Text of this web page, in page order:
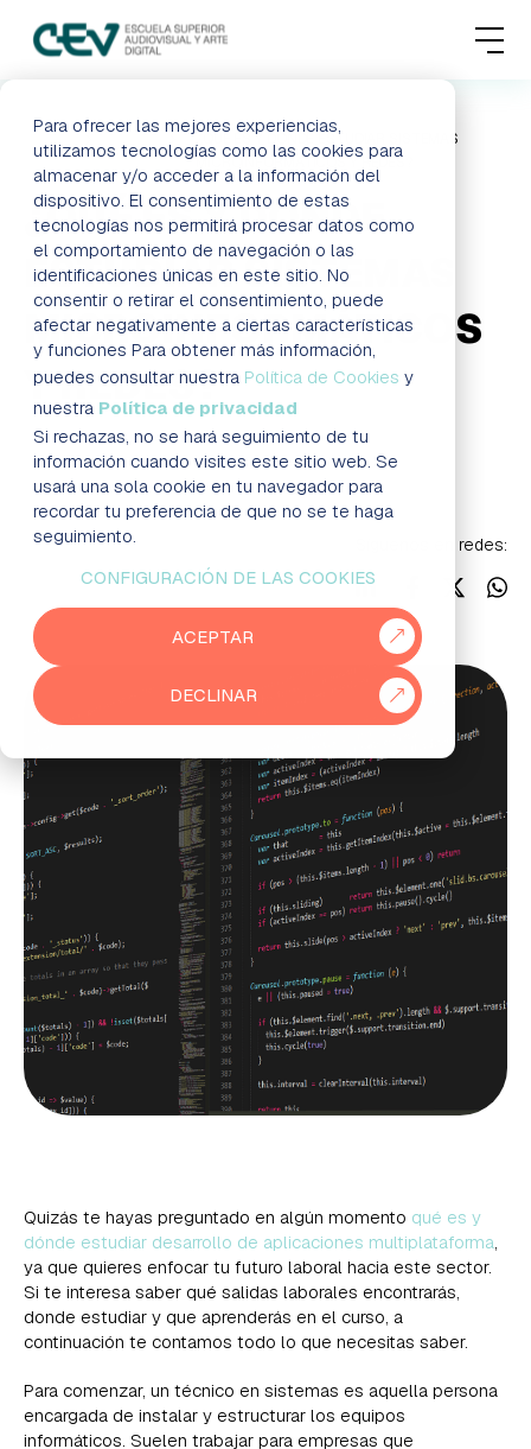
Para ofrecer las mejores experiencias,
utilizamos tecnologías como las cookies para
almacenar y/o acceder a la información del
dispositivo. El consentimiento de estas
tecnologías nos permitirá procesar datos como
el comportamiento de navegación o las
identificaciones únicas en este sitio. No
consentir o retirar el consentimiento, puede
afectar negativamente a ciertas características
y funciones Para obtener más información,
puedes consultar nuestra Política de Cookies y
nuestra Política de privacidad
Si rechazas, no se hará seguimiento de tu
información cuando visites este sitio web. Se
usará una sola cookie en tu navegador para
recordar tu preferencia de que no se te haga
seguimiento.
CONFIGURACIÓN DE LAS COOKIES
ACEPTAR
DECLINAR
MENU
FORMACIONES
ADMISIONES
ACTUALIDAD
ESCUELA
CONTACTO
RESERVAR PLAZA VISITAR ESCUELA
BLOG
EMPRESAS
PARTNERS
931 76 23 43
¿QUÉ ES Y DÓNDE
ESTUDIAR SISTEMAS
MICROINFORMÁTICOS
Y REDES?
¿QUÉ ES Y DÓNDE ESTUDIAR SISTEMAS
MICROINFORMÁTICOS Y REDES?
Síguenos en redes:
Quizás te hayas preguntado en algún momento qué es y
dónde estudiar desarrollo de aplicaciones multiplataforma,
ya que quieres enfocar tu futuro laboral hacia este sector.
Si te interesa saber qué salidas laborales encontrarás,
donde estudiar y que aprenderás en el curso, a
continuación te contamos todo lo que necesitas saber.
Para comenzar, un técnico en sistemas es aquella persona
encargada de instalar y estructurar los equipos
informáticos. Suelen trabajar para empresas que